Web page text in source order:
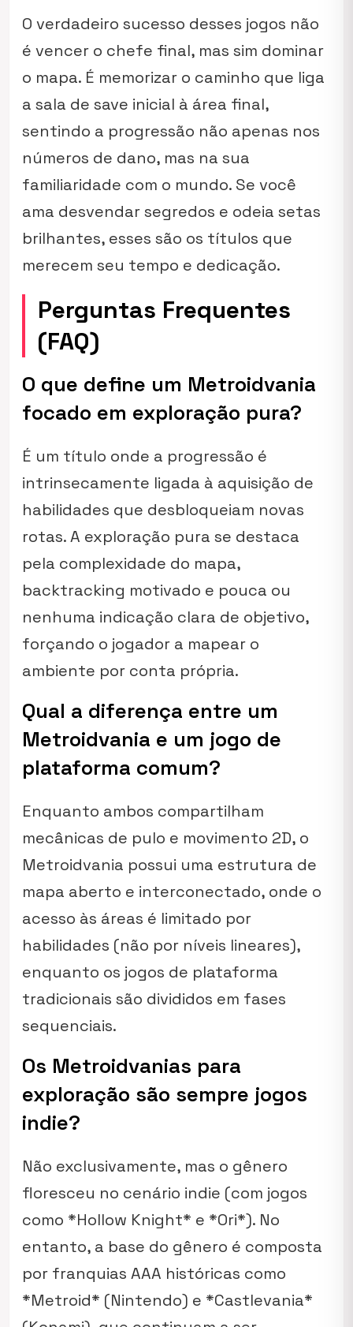
O verdadeiro sucesso desses jogos não
é vencer o chefe final, mas sim dominar
o mapa. É memorizar o caminho que liga
a sala de save inicial à área final,
sentindo a progressão não apenas nos
números de dano, mas na sua
familiaridade com o mundo. Se você
ama desvendar segredos e odeia setas
brilhantes, esses são os títulos que
merecem seu tempo e dedicação.
Perguntas Frequentes
(FAQ)
O que define um Metroidvania
focado em exploração pura?
É um título onde a progressão é
intrinsecamente ligada à aquisição de
habilidades que desbloqueiam novas
rotas. A exploração pura se destaca
pela complexidade do mapa,
backtracking motivado e pouca ou
nenhuma indicação clara de objetivo,
forçando o jogador a mapear o
ambiente por conta própria.
Qual a diferença entre um
Metroidvania e um jogo de
plataforma comum?
Enquanto ambos compartilham
mecânicas de pulo e movimento 2D, o
Metroidvania possui uma estrutura de
mapa aberto e interconectado, onde o
acesso às áreas é limitado por
habilidades (não por níveis lineares),
enquanto os jogos de plataforma
tradicionais são divididos em fases
sequenciais.
Os Metroidvanias para
exploração são sempre jogos
indie?
Não exclusivamente, mas o gênero
floresceu no cenário indie (com jogos
como *Hollow Knight* e *Ori*). No
entanto, a base do gênero é composta
por franquias AAA históricas como
*Metroid* (Nintendo) e *Castlevania*